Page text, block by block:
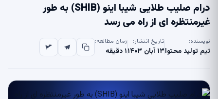
درام صلیب طلایی شیبا اینو (SHIB) به طور
غیرمنتظره ای از راه می رسد
نویسنده:
تیم تولید محتوا
تاریخ انتشار:
۱۳ آبان ۱۴۰۳
زمان مطالعه:
۱ دقیقه